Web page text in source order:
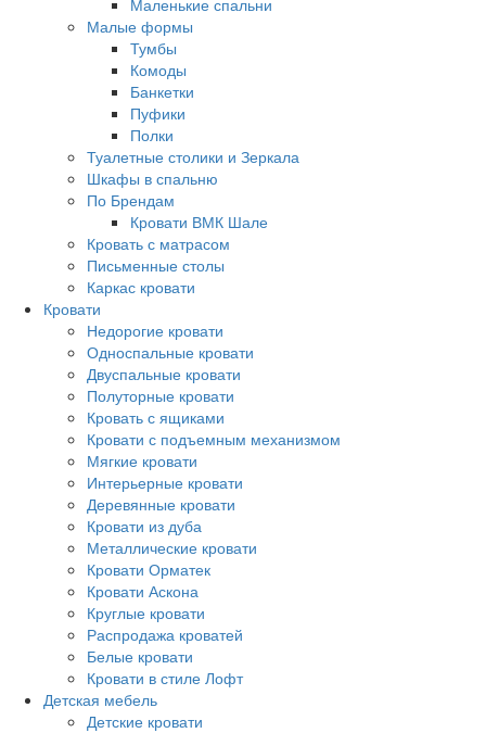
Маленькие спальни
Малые формы
Тумбы
Комоды
Банкетки
Пуфики
Полки
Туалетные столики и Зеркала
Шкафы в спальню
По Брендам
Кровати ВМК Шале
Кровать с матрасом
Письменные столы
Каркас кровати
Кровати
Недорогие кровати
Односпальные кровати
Двуспальные кровати
Полуторные кровати
Кровать с ящиками
Кровати с подъемным механизмом
Мягкие кровати
Интерьерные кровати
Деревянные кровати
Кровати из дуба
Металлические кровати
Кровати Орматек
Кровати Аскона
Круглые кровати
Распродажа кроватей
Белые кровати
Кровати в стиле Лофт
Детская мебель
Детские кровати